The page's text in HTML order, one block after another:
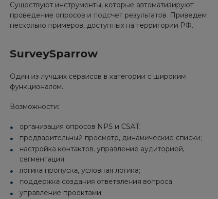
Существуют инструменты, которые автоматизируют
проведение опросов и подсчет результатов. Приведем
несколько примеров, доступных на территории РФ.
SurveySparrow
Один из лучших сервисов в категории с широким
функционалом.
Возможности:
организация опросов NPS и CSAT;
предварительный просмотр, динамические списки;
настройка контактов, управление аудиторией,
сегментация;
логика пропуска, условная логика;
поддержка создания ответвления вопроса;
управление проектами;